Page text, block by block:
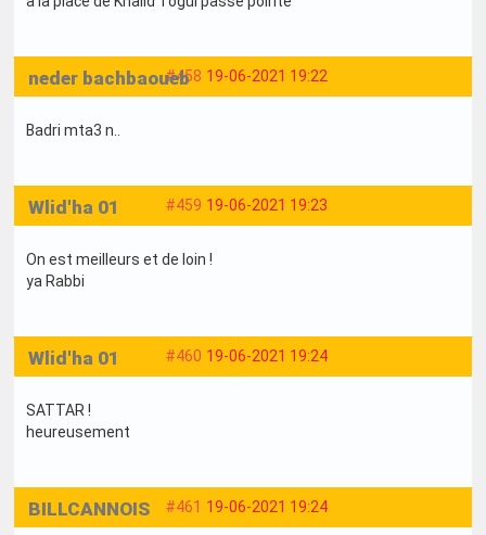
#458 19-06-2021 19:22
neder bachbaoueb
Badri mta3 n..
#459 19-06-2021 19:23
Wlid'ha 01
On est meilleurs et de loin !
ya Rabbi
#460 19-06-2021 19:24
Wlid'ha 01
SATTAR !
heureusement
#461 19-06-2021 19:24
BILLCANNOIS